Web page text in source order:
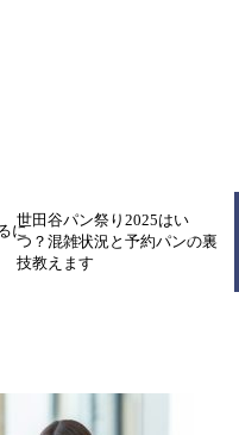
に
世田谷パン祭り2025はい
つ？混雑状況と予約パンの裏
技教えます